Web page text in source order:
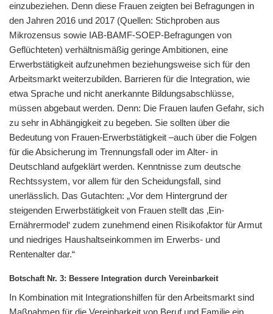
einzubeziehen. Denn diese Frauen zeigten bei Befragungen in
den Jahren 2016 und 2017 (Quellen: Stichproben aus
Mikrozensus sowie IAB-BAMF-SOEP-Befragungen von
Geflüchteten) verhältnismäßig geringe Ambitionen, eine
Erwerbstätigkeit aufzunehmen beziehungsweise sich für den
Arbeitsmarkt weiterzubilden. Barrieren für die Integration, wie
etwa Sprache und nicht anerkannte Bildungsabschlüsse,
müssen abgebaut werden. Denn: Die Frauen laufen Gefahr, sich
zu sehr in Abhängigkeit zu begeben. Sie sollten über die
Bedeutung von Frauen-Erwerbstätigkeit –auch über die Folgen
für die Absicherung im Trennungsfall oder im Alter- in
Deutschland aufgeklärt werden. Kenntnisse zum deutsche
Rechtssystem, vor allem für den Scheidungsfall, sind
unerlässlich. Das Gutachten: „Vor dem Hintergrund der
steigenden Erwerbstätigkeit von Frauen stellt das ‚Ein-
Ernährermodel‘ zudem zunehmend einen Risikofaktor für Armut
und niedriges Haushaltseinkommen im Erwerbs- und
Rentenalter dar.“
Botschaft Nr. 3: Bessere Integration durch Vereinbarkeit
In Kombination mit Integrationshilfen für den Arbeitsmarkt sind